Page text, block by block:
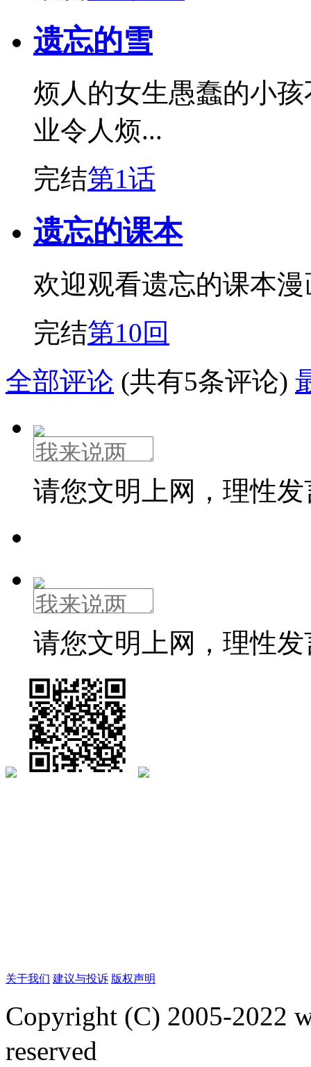
遗忘的雪
烦人的女生愚蠢的小
业令人烦...
完结第1话
遗忘的课本
欢迎观看遗忘的课本漫
完结第10回
全部评论 (共有5条评论)
请您文明上网，理性
请您文明上网，理性
关于我们 建议与投诉 版权声明
Copyright (C) 2005-2022
reserved